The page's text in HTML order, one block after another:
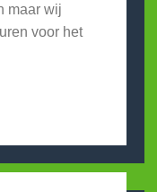
maar wij
voor het